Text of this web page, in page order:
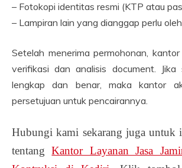
– Fotokopi identitas resmi (KTP atau
– Lampiran lain yang dianggap perlu
Setelah menerima permohonan,
verifikasi dan analisis document. Jika
lengkap dan benar, maka kantor
persetujuan untuk pencairannya.
Hubungi kami sekarang juga untuk
tentangKantor Layanan Jasa